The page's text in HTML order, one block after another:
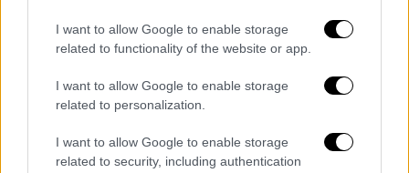
I want to allow Google to enable storage
related to functionality of the website or app.
I want to allow Google to enable storage
related to personalization.
I want to allow Google to enable storage
related to security, including authentication
πως ο τραγουδιστής είχε στείλει
εξώδικο
στo «Έλα Χαμογέλα», για το τραγούδι τίτλων
της εκπομπής που είχε γράψει ο ίδιος.
Ζητούσε ν' αποσυρθεί το εν λόγω μουσικό
κομμάτι, με τη Σίσσυ Χρηστίδου να κάνει
πράξη την επιθυμία του πρώην συζύγου της,